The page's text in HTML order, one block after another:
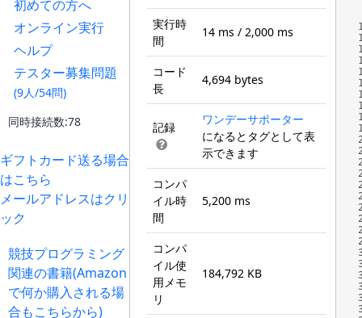
初めての方へ
オンライン実行
ヘルプ
テスター募集問題
(9人/54問)
同時接続数:78
ギフトカード送る場合
はこちら
メールアドレスはクリ
ック
競技プログラミング
関連の書籍(Amazon
で何か購入される場
合もこちらから)
実行時
間
14 ms / 2,000 ms
コード
長
4,694 bytes
記録
ワンデーサポーター
になるとタグとして表
示できます
コンパ
イル時
間
5,200 ms
コンパ
イル使
用メモ
リ
184,792 KB